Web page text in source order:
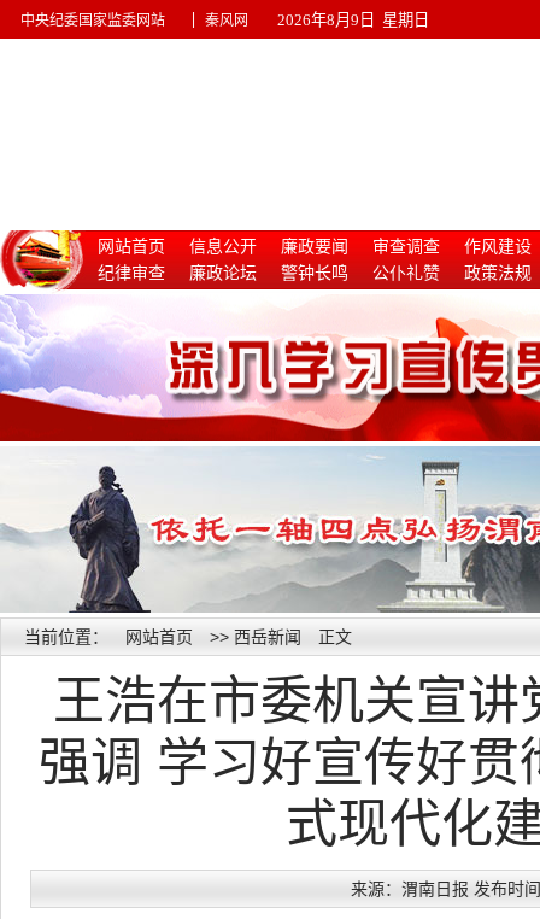
中央纪委国家监委网站 秦风网 2026年8月9日 星期日
网站首页 信息公开 廉政要闻 审查调查
作风建设
纪律审查
廉政论坛 警钟长鸣 公仆礼赞
政策法规
当前位置： 网站首页 >> 西岳新闻 正文
王浩在市委机关宣
强调 学习好宣传好
式现代化
来源：渭南日报 发布时